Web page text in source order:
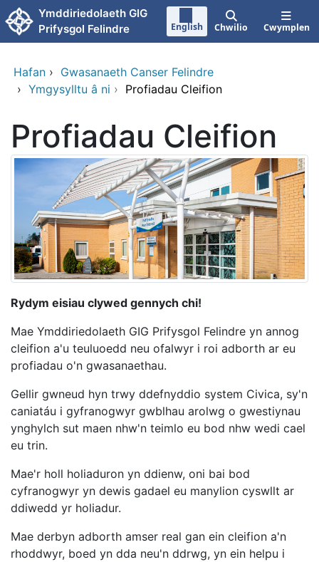
Neidio i'r prif gynnwy
Ymddiriedolaeth GIG
Prifysgol Felindre
English Chwilio Cwymplen
Hafan › Gwasanaeth Canser Felindre
› Ymgysylltu â ni › Profiadau Cleifion
Profiadau Cleifion
Rydym eisiau clywed gennych chi!
Mae Ymddiriedolaeth GIG Prifysgol Felindre yn annog
cleifion a'u teuluoedd neu ofalwyr i roi adborth ar eu
profiadau o'n gwasanaethau.
Gellir gwneud hyn trwy ddefnyddio system Civica, sy'n
caniatáu i gyfranogwyr gwblhau arolwg o gwestiynau
ynghylch sut maen nhw'n teimlo eu bod nhw wedi cael
eu trin.
Mae'r holl holiaduron yn ddienw, oni bai bod
cyfranogwyr yn dewis gadael eu manylion cyswllt ar
ddiwedd yr holiadur.
Mae derbyn adborth amser real gan ein cleifion a'n
rhoddwyr, boed yn dda neu'n ddrwg, yn ein helpu i